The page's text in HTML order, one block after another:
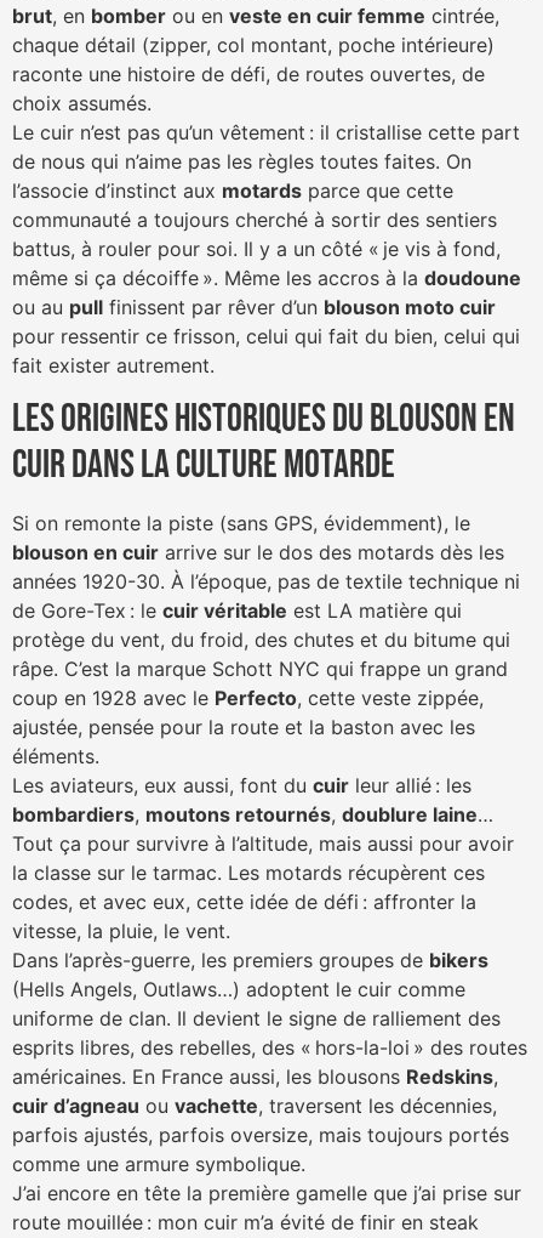
brut, en bomber ou en veste en cuir femme cintrée,
chaque détail (zipper, col montant, poche intérieure)
raconte une histoire de défi, de routes ouvertes, de
choix assumés.
Le cuir n’est pas qu’un vêtement : il cristallise cette part
de nous qui n’aime pas les règles toutes faites. On
l’associe d’instinct aux motards parce que cette
communauté a toujours cherché à sortir des sentiers
battus, à rouler pour soi. Il y a un côté « je vis à fond,
même si ça décoiffe ». Même les accros à la doudoune
ou au pull finissent par rêver d’un blouson moto cuir
pour ressentir ce frisson, celui qui fait du bien, celui qui
fait exister autrement.
Les origines historiques du blouson en
cuir dans la culture motarde
Si on remonte la piste (sans GPS, évidemment), le
blouson en cuir arrive sur le dos des motards dès les
années 1920-30. À l’époque, pas de textile technique ni
de Gore-Tex : le cuir véritable est LA matière qui
protège du vent, du froid, des chutes et du bitume qui
râpe. C’est la marque Schott NYC qui frappe un grand
coup en 1928 avec le Perfecto, cette veste zippée,
ajustée, pensée pour la route et la baston avec les
éléments.
Les aviateurs, eux aussi, font du cuir leur allié : les
bombardiers, moutons retournés, doublure laine…
Tout ça pour survivre à l’altitude, mais aussi pour avoir
la classe sur le tarmac. Les motards récupèrent ces
codes, et avec eux, cette idée de défi : affronter la
vitesse, la pluie, le vent.
Dans l’après-guerre, les premiers groupes de bikers
(Hells Angels, Outlaws…) adoptent le cuir comme
uniforme de clan. Il devient le signe de ralliement des
esprits libres, des rebelles, des « hors-la-loi » des routes
américaines. En France aussi, les blousons Redskins,
cuir d’agneau ou vachette, traversent les décennies,
parfois ajustés, parfois oversize, mais toujours portés
comme une armure symbolique.
J’ai encore en tête la première gamelle que j’ai prise sur
route mouillée : mon cuir m’a évité de finir en steak